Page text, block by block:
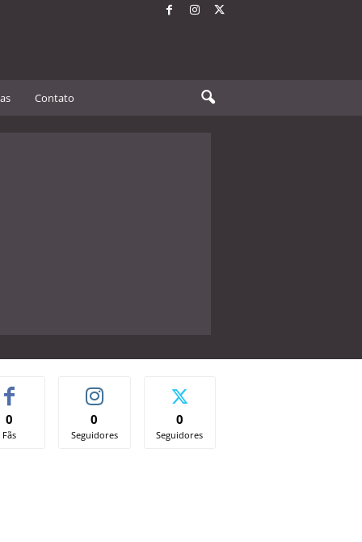
Contato
0
Fãs
0
Seguidores
0
Seguidores